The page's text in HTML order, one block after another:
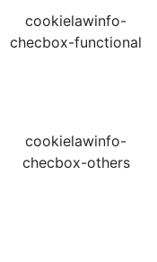
cookielawinfo-
checbox-functional
cookielawinfo-
checbox-others